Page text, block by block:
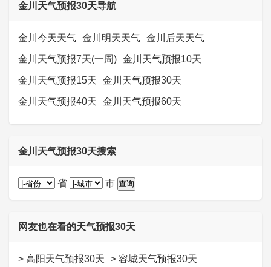
金川天气预报30天导航
金川今天天气 金川明天天气 金川后天天气
金川天气预报7天(一周) 金川天气预报10天
金川天气预报15天 金川天气预报30天
金川天气预报40天 金川天气预报60天
金川天气预报30天搜索
省 市
网友也在看的天气预报30天
> 高阳天气预报30天 > 容城天气预报30天